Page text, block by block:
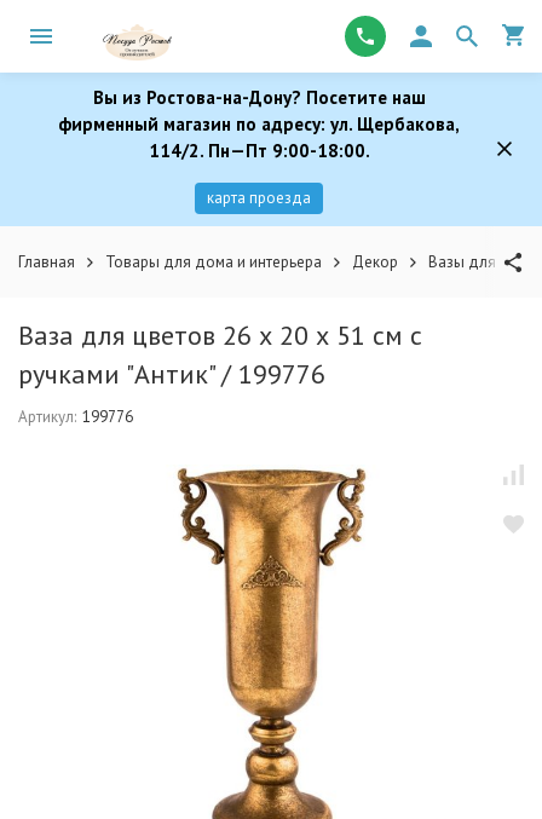
Вы из Ростова-на-Дону? Посетите наш
фирменный магазин по адресу: ул. Щербакова,
114/2. Пн—Пт 9:00-18:00.
карта проезда
Главная Товары для дома и интерьера Декор Вазы для
Ваза для цветов 26 х 20 х 51 см с
ручками "Антик" / 199776
Артикул: 199776